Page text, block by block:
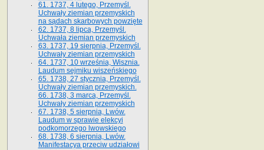
61. 1737, 4 lutego, Przemyśl.
Uchwały ziemian przemyskich
na sądach skarbowych powzięte
62. 1737, 8 lipca, Przemyśl.
Uchwała ziemian przemyskich
63. 1737, 19 sierpnia, Przemyśl.
Uchwały ziemian przemyskich
64. 1737, 10 września, Wisznia.
Laudum sejmiku wiszeńskiego
65. 1738, 27 stycznia, Przemyśl.
Uchwały ziemian przemyskich­­.
66. 1738, 3 marca, Przemyśl.
Uchwały ziemian przemyskich­
67. 1738, 5 sierpnia, Lwów.
Laudum w sprawie elekcyi
podkomorzego lwowskiego
68. 1738, 6 sierpnia, Lwów.
Manifestacya przeciw udziałowi